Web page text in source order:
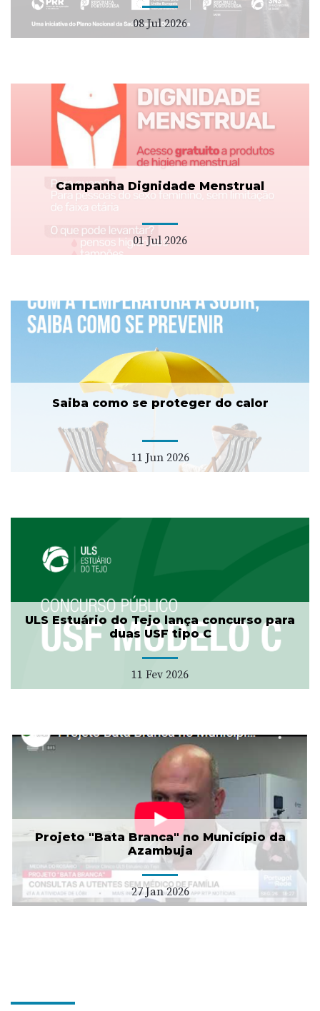
08 Jul 2026
Campanha Dignidade Menstrual
01 Jul 2026
Saiba como se proteger do calor
11 Jun 2026
ULS Estuário do Tejo lança concurso para
duas USF tipo C
11 Fev 2026
Projeto "Bata Branca" no Município da
Azambuja
27 Jan 2026